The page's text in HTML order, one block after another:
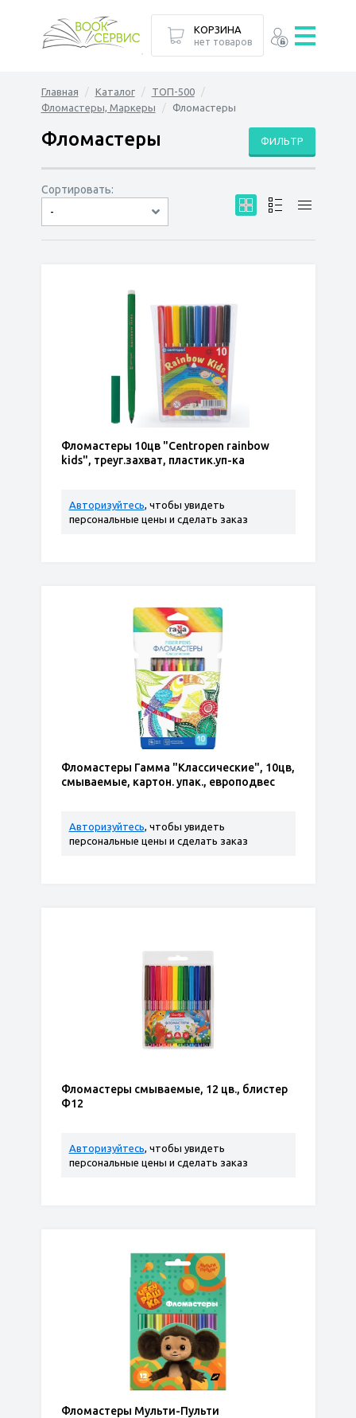
Главная Каталог
ТОП-500
Фломастеры, Маркеры
Фломастеры
ФИЛЬТР
Фломастеры
Сортировать:
-
по дате
по популярности
сначала дешёвые
сначала дорогие
Фломастеры 10цв "Centropen rainbow
kids", треуг.захват, пластик.уп-ка
Авторизуйтесь, чтобы увидеть
персональные цены и сделать заказ
Фломастеры Гамма "Классические", 10цв,
смываемые, картон. упак., европодвес
Авторизуйтесь, чтобы увидеть
персональные цены и сделать заказ
Фломастеры смываемые, 12 цв., блистер
Ф12
Авторизуйтесь, чтобы увидеть
персональные цены и сделать заказ
Фломастеры Мульти-Пульти
КОРЗИНА
нет товаров